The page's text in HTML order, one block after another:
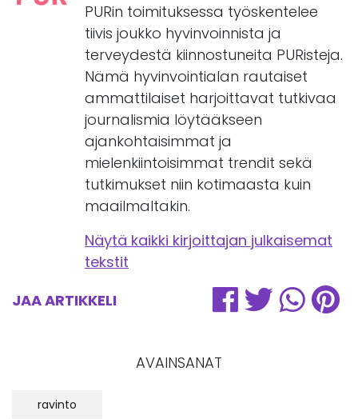
PURin toimituksessa työskentelee
tiivis joukko hyvinvoinnista ja
terveydestä kiinnostuneita PURisteja.
Nämä hyvinvointialan rautaiset
ammattilaiset harjoittavat tutkivaa
journalismia löytääkseen
ajankohtaisimmat ja
mielenkiintoisimmat trendit sekä
tutkimukset niin kotimaasta kuin
maailmaltakin.
Näytä kaikki kirjoittajan julkaisemat
tekstit
JAA ARTIKKELI
AVAINSANAT
ravinto